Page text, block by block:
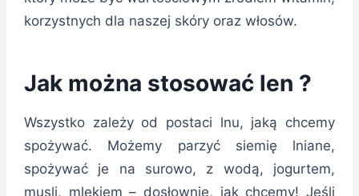
korzystnych dla naszej skóry oraz włosów.
Jak można stosować len ?
Wszystko zależy od postaci lnu, jaką chcemy
spożywać. Możemy parzyć siemię lniane,
spożywać je na surowo, z wodą, jogurtem,
musli, mlekiem – dosłownie, jak chcemy! Jeśli